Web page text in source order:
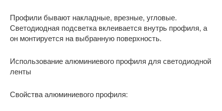
Профили бывают накладные, врезные, угловые.
Светодиодная подсветка вклеивается внутрь профиля, а
он монтируется на выбранную поверхность.
Использование алюминиевого профиля для светодиодной
ленты
Свойства алюминиевого профиля: